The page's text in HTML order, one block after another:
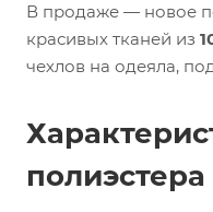
В продаже — новое
красивых тканей из
чехлов на одеяла,
полиэстера